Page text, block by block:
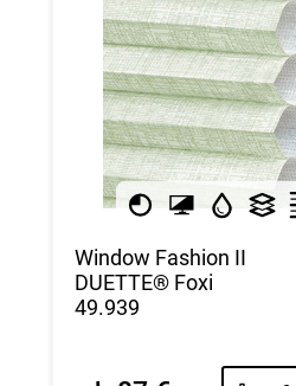
Window Fashion II
DUETTE® Foxi
49.939